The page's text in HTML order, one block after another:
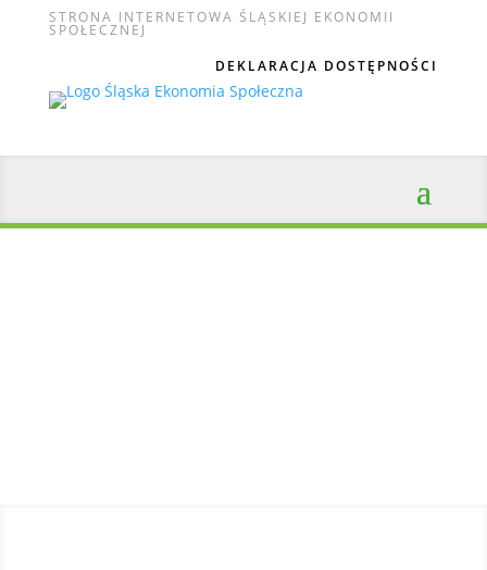
STRONA INTERNETOWA ŚLĄSKIEJ EKONOMII
SPOŁECZNEJ
DEKLARACJA DOSTĘPNOŚCI